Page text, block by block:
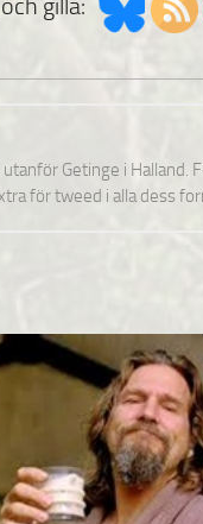
gilla:
Getinge i Halland.
för tweed i alla dess